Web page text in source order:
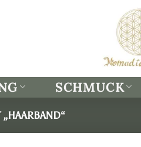
SCHMUCK
„HAARBAND“